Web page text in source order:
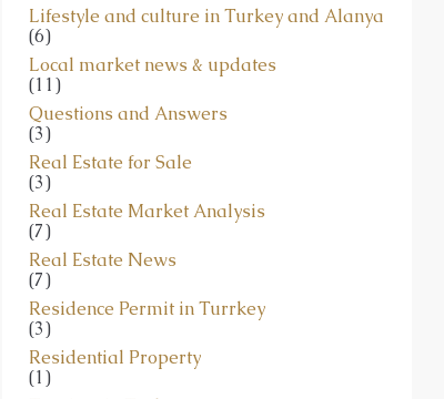
Lifestyle and culture in Turkey and Alanya
(6)
Local market news & updates
(11)
Questions and Answers
(3)
Real Estate for Sale
(3)
Real Estate Market Analysis
(7)
Real Estate News
(7)
Residence Permit in Turrkey
(3)
Residential Property
(1)